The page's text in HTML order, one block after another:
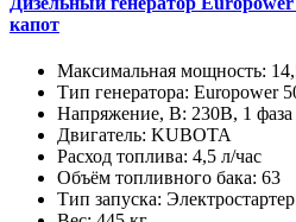
капот
Максимальная мощность:
Тип генератора: Europower
Напряжение, В: 230В, 1 фаза
Двигатель: KUBOTA
Расход топлива: 4,5 л/час
Объём топливного бака: 63
Тип запуска: Электростартер